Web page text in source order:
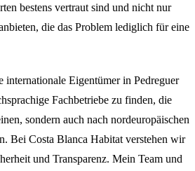
bestens vertraut sind und nicht nur
die das Problem lediglich für eine
Eigentümer in Pedreguer
Fachbetriebe zu finden, die
sondern auch nach nordeuropäischen
Bei Costa Blanca Habitat verstehen wir
und Transparenz. Mein Team und